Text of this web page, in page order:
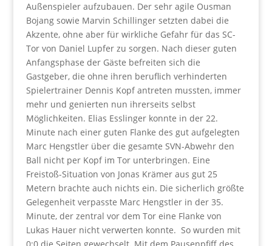
Außenspieler aufzubauen. Der sehr agile Ousman
Bojang sowie Marvin Schillinger setzten dabei die
Akzente, ohne aber für wirkliche Gefahr für das SC-
Tor von Daniel Lupfer zu sorgen. Nach dieser guten
Anfangsphase der Gäste befreiten sich die
Gastgeber, die ohne ihren beruflich verhinderten
Spielertrainer Dennis Kopf antreten mussten, immer
mehr und genierten nun ihrerseits selbst
Möglichkeiten. Elias Esslinger konnte in der 22.
Minute nach einer guten Flanke des gut aufgelegten
Marc Hengstler über die gesamte SVN-Abwehr den
Ball nicht per Kopf im Tor unterbringen. Eine
Freistoß-Situation von Jonas Krämer aus gut 25
Metern brachte auch nichts ein. Die sicherlich größte
Gelegenheit verpasste Marc Hengstler in der 35.
Minute, der zentral vor dem Tor eine Flanke von
Lukas Hauer nicht verwerten konnte. So wurden mit